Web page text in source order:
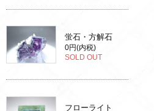
蛍石・方解石
0円(内税)
SOLD OUT
フローライト